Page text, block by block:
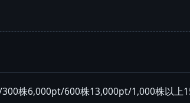
株6,000pt/600株13,000pt/1,000株以上